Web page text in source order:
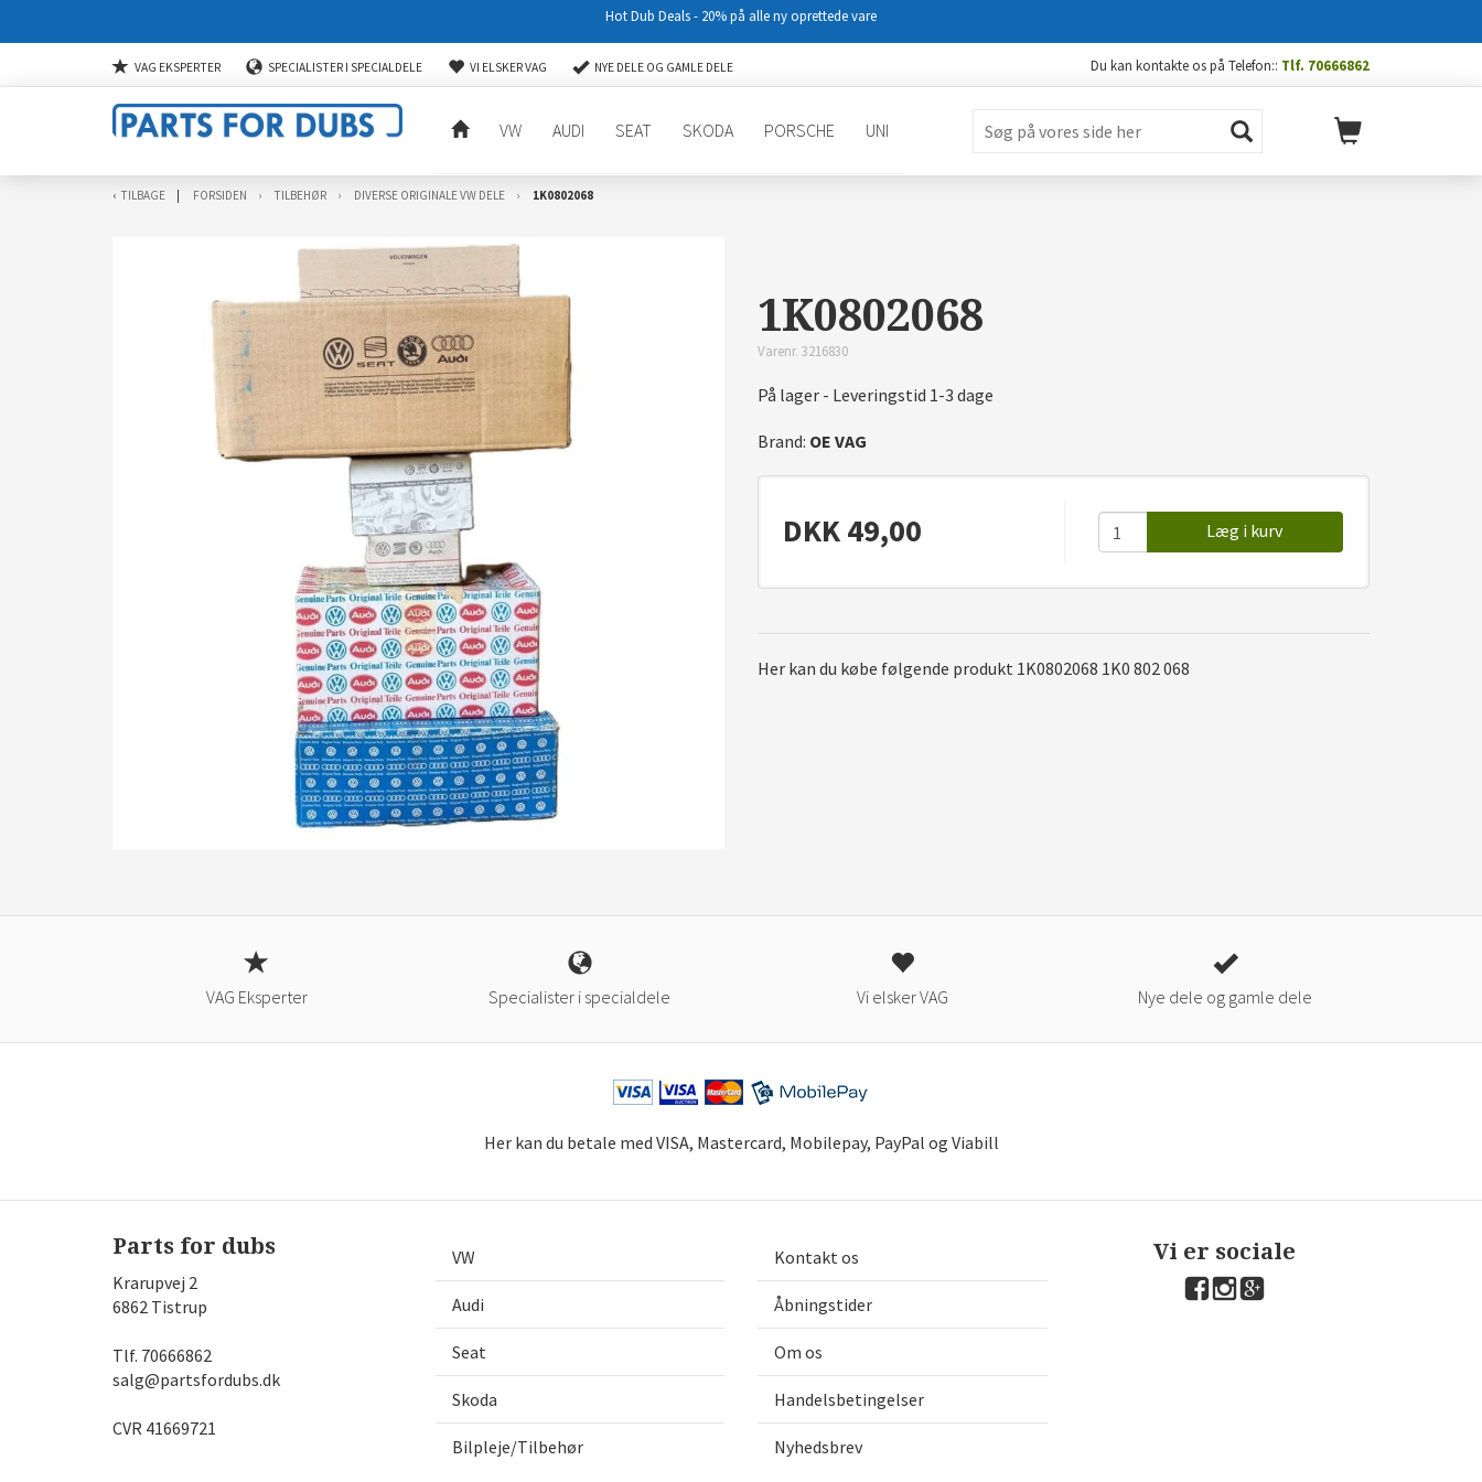
VAG EKSPERTER SPECIALISTER I SPECIALDELE VI ELSKER VAG NYE DELE OG GAMLE DELE Du kan kontakte os på Telefon:: Tlf. 70666862
VW AUDI SEAT SKODA PORSCHE UNI
TILBAGE FORSIDEN TILBEHØR DIVERSE ORIGINALE VW DELE 1K0802068
1K0802068
Varenr. 3216830
På lager - Leveringstid 1-3 dage
Brand: OE VAG
DKK49,00 Læg i kurv
Her kan du købe følgende produkt 1K0802068 1K0 802 068
VAG Eksperter Specialister i specialdele Vi elsker VAG Nye dele og gamle dele
Her kan du betale med VISA, Mastercard, Mobilepay, PayPal og Viabill
Parts for dubs
Krarupvej 2
6862 Tistrup
Tlf. 70666862
salg@partsfordubs.dk
CVR 41669721
VW
Audi
Seat
Skoda
Bilpleje/Tilbehør
Kontakt os
Åbningstider
Om os
Handelsbetingelser
Nyhedsbrev
Vi er sociale
Hot Dub Deals - 20% på alle ny oprettede vare
Få eksklusive tilbud og nyheder i din
VAG-tips. Vi dækker VW, Audi, Skoda, SEAT og Porsche — og sender kun,